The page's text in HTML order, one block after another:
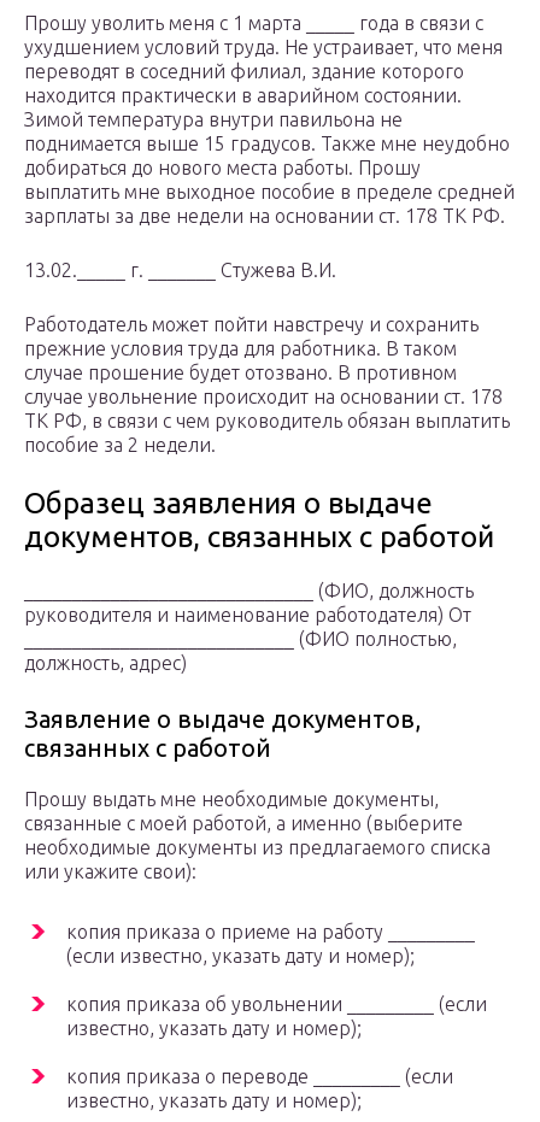
Прошу уволить меня с 1 марта _____ года в связи с
ухудшением условий труда. Не устраивает, что меня
переводят в соседний филиал, здание которого
находится практически в аварийном состоянии.
Зимой температура внутри павильона не
поднимается выше 15 градусов. Также мне неудобно
добираться до нового места работы. Прошу
выплатить мне выходное пособие в пределе средней
зарплаты за две недели на основании ст. 178 ТК РФ.
13.02._____ г. _______ Стужева В.И.
Работодатель может пойти навстречу и сохранить
прежние условия труда для работника. В таком
случае прошение будет отозвано. В противном
случае увольнение происходит на основании ст. 178
ТК РФ, в связи с чем руководитель обязан выплатить
пособие за 2 недели.
Образец заявления о выдаче
документов, связанных с работой
______________________________ (ФИО, должность
руководителя и наименование работодателя) От
____________________________ (ФИО полностью,
должность, адрес)
Заявление о выдаче документов,
связанных с работой
Прошу выдать мне необходимые документы,
связанные с моей работой, а именно (выберите
необходимые документы из предлагаемого списка
или укажите свои):
копия приказа о приеме на работу _________
(если известно, указать дату и номер);
копия приказа об увольнении _________ (если
известно, указать дату и номер);
копия приказа о переводе _________ (если
известно, указать дату и номер);